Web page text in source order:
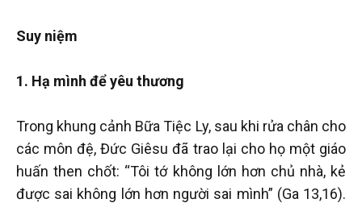
Suy niệm
1. Hạ mình để yêu thương
Trong khung cảnh Bữa Tiệc Ly, sau khi rửa chân cho
các môn đệ, Đức Giêsu đã trao lại cho họ một giáo
huấn then chốt: “Tôi tớ không lớn hơn chủ nhà, kẻ
được sai không lớn hơn người sai mình” (Ga 13,16).